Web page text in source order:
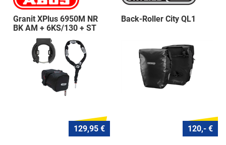
Granit XPlus 6950M NR
BK AM + 6KS/130 + ST
129,95 €
Back-Roller City QL1
120,- €